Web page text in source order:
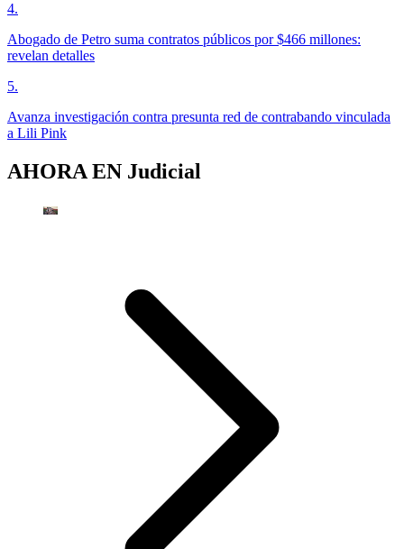
4.
Abogado de Petro suma contratos públicos por $466 millones:
revelan detalles
5.
Avanza investigación contra presunta red de contrabando vinculada
a Lili Pink
AHORA EN Judicial